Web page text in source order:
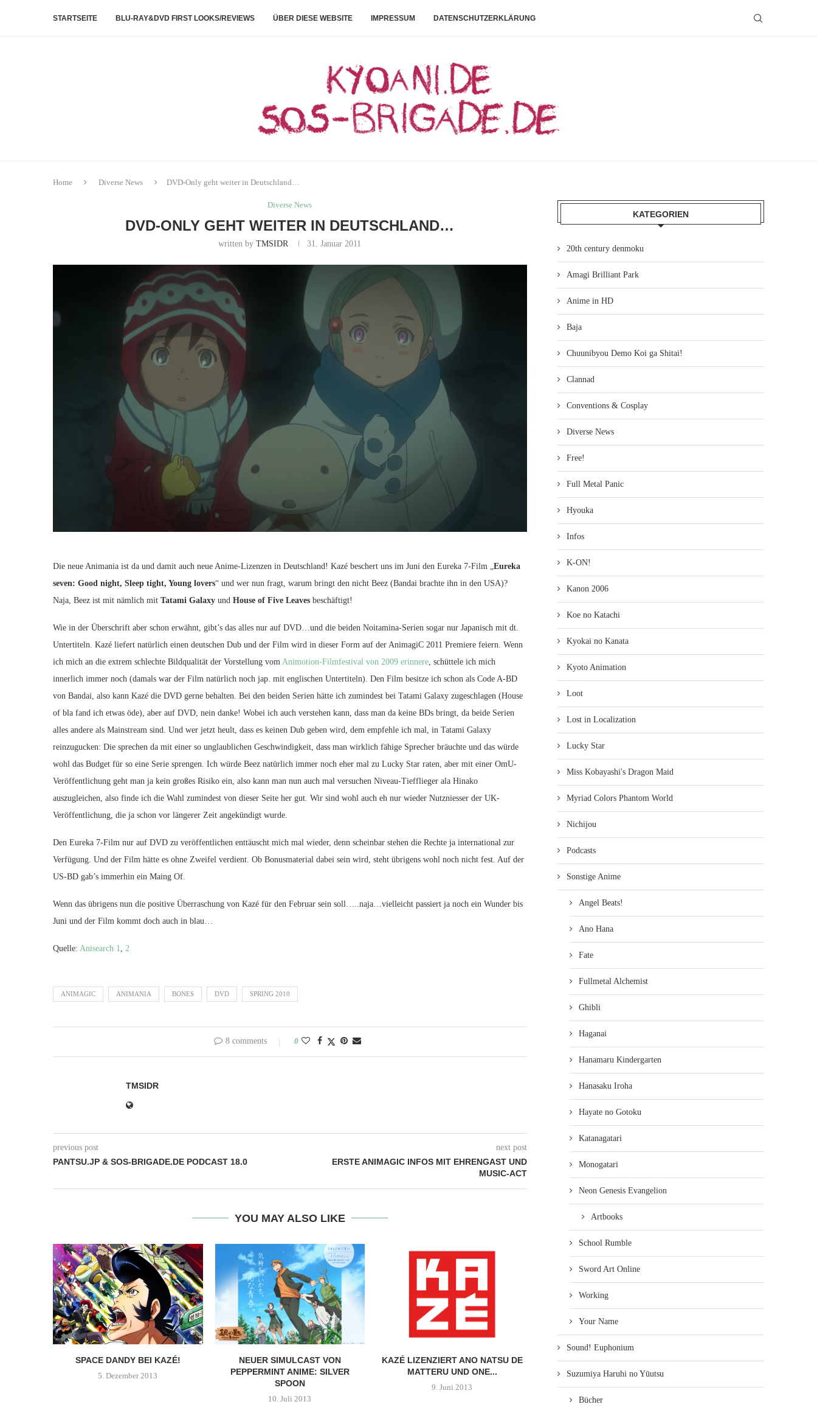
STARTSEITE BLU-RAY&DVD FIRST LOOKS/REVIEWS ÜBER DIESE WEBSITE IMPRESSUM DATENSCHUTZERKLÄRUNG
Home Diverse News DVD-Only geht weiter in Deutschland…
Diverse News
DVD-ONLY GEHT WEITER IN DEUTSCHLAND…
written byTMSIDR 31. Januar 2011
Die neue Animania ist da und damit auch neue Anime-Lizenzen in Deutschland! Kazé beschert uns im Juni den Eureka 7-Film „Eureka
seven: Good night, Sleep tight, Young lovers“ und wer nun fragt, warum bringt den nicht Beez (Bandai brachte ihn in den USA)?
Naja, Beez ist mit nämlich mit Tatami Galaxy und House of Five Leaves beschäftigt!
Wie in der Überschrift aber schon erwähnt, gibt’s das alles nur auf DVD…und die beiden Noitamina-Serien sogar nur Japanisch mit dt.
Untertiteln. Kazé liefert natürlich einen deutschen Dub und der Film wird in dieser Form auf der AnimagiC 2011 Premiere feiern. Wenn
ich mich an die extrem schlechte Bildqualität der Vorstellung vom Animotion-Filmfestival von 2009 erinnere, schüttele ich mich
innerlich immer noch (damals war der Film natürlich noch jap. mit englischen Untertiteln). Den Film besitze ich schon als Code A-BD
von Bandai, also kann Kazé die DVD gerne behalten. Bei den beiden Serien hätte ich zumindest bei Tatami Galaxy zugeschlagen (House
of bla fand ich etwas öde), aber auf DVD, nein danke! Wobei ich auch verstehen kann, dass man da keine BDs bringt, da beide Serien
alles andere als Mainstream sind. Und wer jetzt heult, dass es keinen Dub geben wird, dem empfehle ich mal, in Tatami Galaxy
reinzugucken: Die sprechen da mit einer so unglaublichen Geschwindigkeit, dass man wirklich fähige Sprecher bräuchte und das würde
wohl das Budget für so eine Serie sprengen. Ich würde Beez natürlich immer noch eher mal zu Lucky Star raten, aber mit einer OmU-
Veröffentlichung geht man ja kein großes Risiko ein, also kann man nun auch mal versuchen Niveau-Tiefflieger ala Hinako
auszugleichen, also finde ich die Wahl zumindest von dieser Seite her gut. Wir sind wohl auch eh nur wieder Nutzniesser der UK-
Veröffentlichung, die ja schon vor längerer Zeit angekündigt wurde.
Den Eureka 7-Film nur auf DVD zu veröffentlichen enttäuscht mich mal wieder, denn scheinbar stehen die Rechte ja international zur
Verfügung. Und der Film hätte es ohne Zweifel verdient. Ob Bonusmaterial dabei sein wird, steht übrigens wohl noch nicht fest. Auf der
US-BD gab’s immerhin ein Maing Of.
Wenn das übrigens nun die positive Überraschung von Kazé für den Februar sein soll…..naja…vielleicht passiert ja noch ein Wunder bis
Juni und der Film kommt doch auch in blau…
Quelle: Anisearch 1, 2
ANIMAGIC ANIMANIA BONES DVD SPRING 2010
8 comments 0
TMSIDR
previous post
PANTSU.JP & SOS-BRIGADE.DE PODCAST 18.0
next post
ERSTE ANIMAGIC INFOS MIT EHRENGAST UND
MUSIC-ACT
YOU MAY ALSO LIKE
SPACE DANDY BEI KAZÉ!
5. Dezember 2013
NEUER SIMULCAST VON
PEPPERMINT ANIME: SILVER
SPOON
10. Juli 2013
KAZÉ LIZENZIERT ANO NATSU DE
MATTERU UND ONE...
9. Juni 2013
EIN PAAR NEUE KAZÉ-LIZENZEN:
PSYCHO-PASS UND…ANDERES ^^;
26. Mai 2013
NEUES KYOTO
26. April 2013
KATEGORIEN
20th century denmoku
Amagi Brilliant Park
Anime in HD
Baja
Chuunibyou Demo Koi ga Shitai!
Clannad
Conventions & Cosplay
Diverse News
Free!
Full Metal Panic
Hyouka
Infos
K-ON!
Kanon 2006
Koe no Katachi
Kyokai no Kanata
Kyoto Animation
Loot
Lost in Localization
Lucky Star
Miss Kobayashi's Dragon Maid
Myriad Colors Phantom World
Nichijou
Podcasts
Sonstige Anime
Angel Beats!
Ano Hana
Fate
Fullmetal Alchemist
Ghibli
Haganai
Hanamaru Kindergarten
Hanasaku Iroha
Hayate no Gotoku
Katanagatari
Monogatari
Neon Genesis Evangelion
Artbooks
School Rumble
Sword Art Online
Working
Your Name
Sound! Euphonium
Suzumiya Haruhi no Yūutsu
Bücher